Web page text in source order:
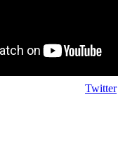
Twitter